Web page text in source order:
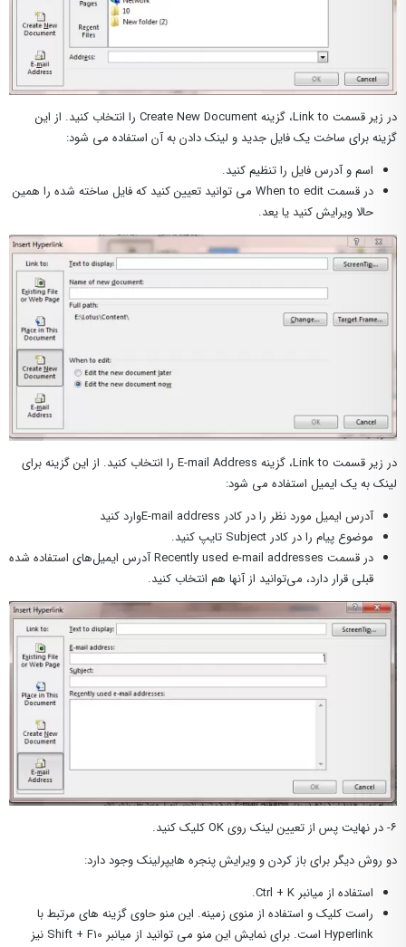
در زیر قسمت Link to، گزینه Create New Document را انتخاب کنید. از این
گزینه برای ساخت یک فایل جدید و لینک دادن به آن استفاده می شود:
اسم و آدرس فایل را تنظیم کنید.
در قسمت When to edit می توانید تعیین کنید که فایل ساخته شده را همین
حالا ویرایش کنید یا یعد.
در زیر قسمت Link to، گزینه E-mail Address را انتخاب کنید. از این گزینه برای
لینک به یک ایمیل استفاده می شود:
آدرس ایمیل مورد نظر را در کادر E-mail addressوارد کنید
موضوع پیام را در کادر Subject تایپ کنید.
در قسمت Recently used e-mail addresses آدرس ایمیل‌های استفاده شده
قبلی قرار دارد، می‌توانید از آنها هم انتخاب کنید.
۶- در نهایت پس از تعیین لینک روی OK کلیک کنید.
دو روش دیگر برای باز کردن و ویرایش پنجره هایپرلینک وجود دارد:
استفاده از میانبر Ctrl + K.
راست کلیک و استفاده از منوی زمینه. این منو حاوی گزینه های مرتبط با
Hyperlink است. برای نمایش این منو می توانید از میانبر Shift + F10 نیز